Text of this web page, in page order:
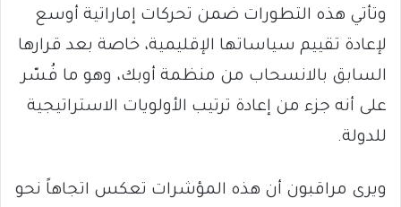
وتأتي هذه التطورات ضمن تحركات إماراتية أوسع
لإعادة تقييم سياساتها الإقليمية، خاصة بعد قرارها
السابق بالانسحاب من منظمة أوبك، وهو ما فُسّر
على أنه جزء من إعادة ترتيب الأولويات الاستراتيجية
للدولة.
ويرى مراقبون أن هذه المؤشرات تعكس اتجاهاً نحو